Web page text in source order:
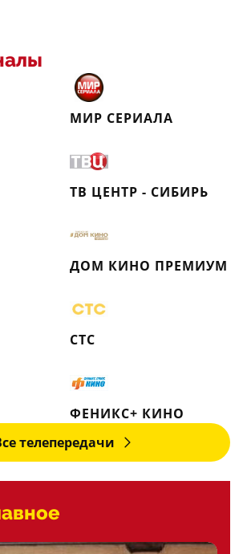
МИР СЕРИАЛА
ТВ ЦЕНТР - СИБИРЬ
ДОМ КИНО ПРЕМИУМ
СТС
ФЕНИКС+ КИНО
телепередачи